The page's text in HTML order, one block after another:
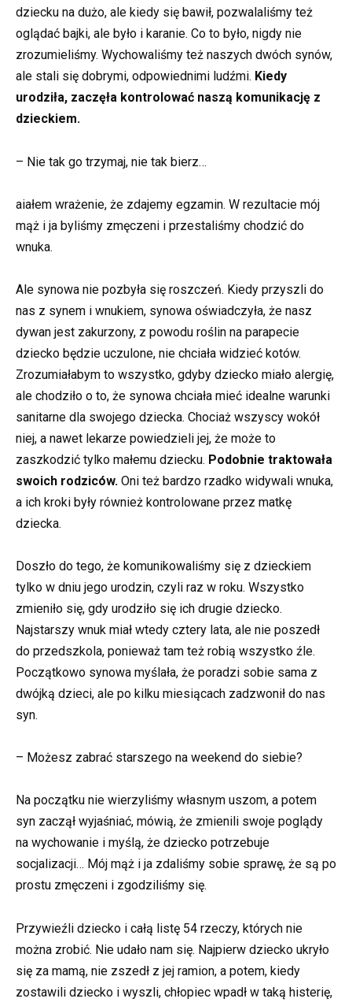
dziecku na dużo, ale kiedy się bawił, pozwalaliśmy też
oglądać bajki, ale było i karanie. Co to było, nigdy nie
zrozumieliśmy. Wychowaliśmy też naszych dwóch synów,
ale stali się dobrymi, odpowiednimi ludźmi. Kiedy
urodziła, zaczęła kontrolować naszą komunikację z
dzieckiem.
– Nie tak go trzymaj, nie tak bierz…
aiałem wrażenie, że zdajemy egzamin. W rezultacie mój
mąż i ja byliśmy zmęczeni i przestaliśmy chodzić do
wnuka.
Ale synowa nie pozbyła się roszczeń. Kiedy przyszli do
nas z synem i wnukiem, synowa oświadczyła, że nasz
dywan jest zakurzony, z powodu roślin na parapecie
dziecko będzie uczulone, nie chciała widzieć kotów.
Zrozumiałabym to wszystko, gdyby dziecko miało alergię,
ale chodziło o to, że synowa chciała mieć idealne warunki
sanitarne dla swojego dziecka. Chociaż wszyscy wokół
niej, a nawet lekarze powiedzieli jej, że może to
zaszkodzić tylko małemu dziecku. Podobnie traktowała
swoich rodziców. Oni też bardzo rzadko widywali wnuka,
a ich kroki były również kontrolowane przez matkę
dziecka.
Doszło do tego, że komunikowaliśmy się z dzieckiem
tylko w dniu jego urodzin, czyli raz w roku. Wszystko
zmieniło się, gdy urodziło się ich drugie dziecko.
Najstarszy wnuk miał wtedy cztery lata, ale nie poszedł
do przedszkola, ponieważ tam też robią wszystko źle.
Początkowo synowa myślała, że poradzi sobie sama z
dwójką dzieci, ale po kilku miesiącach zadzwonił do nas
syn.
– Możesz zabrać starszego na weekend do siebie?
Na początku nie wierzyliśmy własnym uszom, a potem
syn zaczął wyjaśniać, mówią, że zmienili swoje poglądy
na wychowanie i myślą, że dziecko potrzebuje
socjalizacji… Mój mąż i ja zdaliśmy sobie sprawę, że są po
prostu zmęczeni i zgodziliśmy się.
Przywieźli dziecko i całą listę 54 rzeczy, których nie
można zrobić. Nie udało nam się. Najpierw dziecko ukryło
się za mamą, nie zszedł z jej ramion, a potem, kiedy
zostawili dziecko i wyszli, chłopiec wpadł w taką histerię,